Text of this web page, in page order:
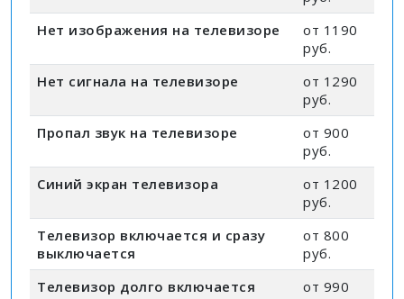
Нет изображения на телевизоре
от 1190
руб.
Нет сигнала на телевизоре
от 1290
руб.
Пропал звук на телевизоре
от 900
руб.
Синий экран телевизора
от 1200
руб.
Телевизор включается и сразу
выключается
от 800
руб.
Телевизор долго включается
от 990